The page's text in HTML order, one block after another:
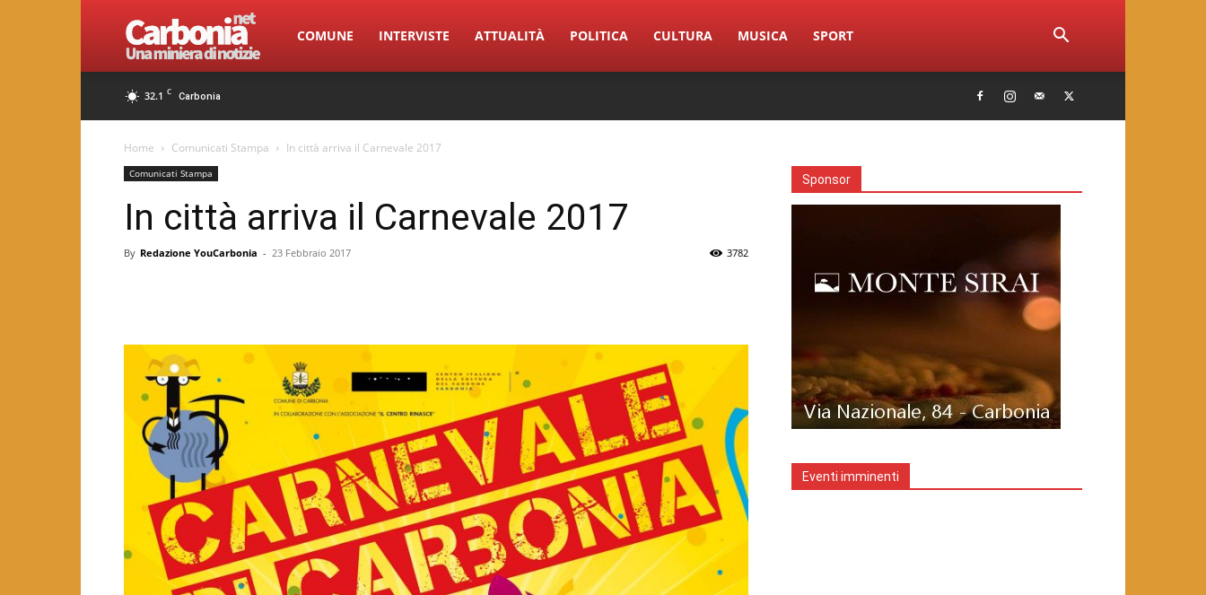
Carbonia.net
COMUNE INTERVISTE ATTUALITÀ POLITICA CULTURA MUSICA SPORT
32.1 C Carbonia
Home Comunicati Stampa In città arriva il Carnevale 2017
Comunicati Stampa
In città arriva il Carnevale 2017
By Redazione YouCarbonia - 23 Febbraio 2017 3782
Sponsor
Eventi imminenti